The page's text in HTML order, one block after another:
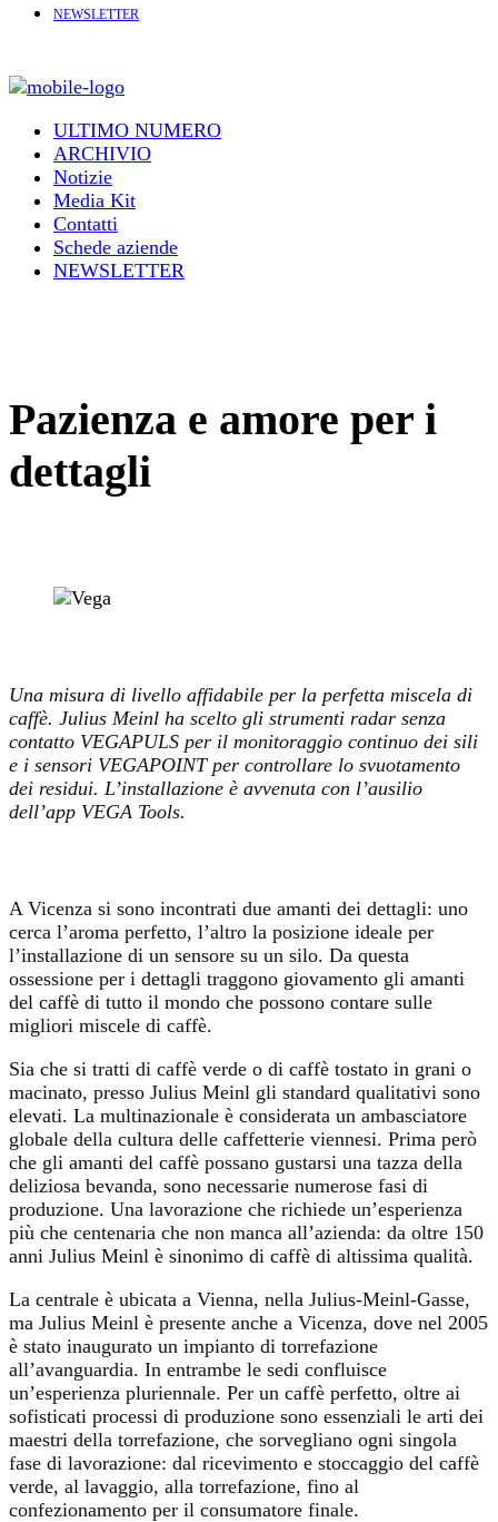
NEWSLETTER
ULTIMO NUMERO
ARCHIVIO
Notizie
Media Kit
Contatti
Schede aziende
NEWSLETTER
Pazienza e amore per i
dettagli
Una misura di livello affidabile per la perfetta miscela di
caffè. Julius Meinl ha scelto gli strumenti radar senza
contatto VEGAPULS per il monitoraggio continuo dei sili
e i sensori VEGAPOINT per controllare lo svuotamento
dei residui. L’installazione è avvenuta con l’ausilio
dell’app VEGA Tools.
A Vicenza si sono incontrati due amanti dei dettagli: uno
cerca l’aroma perfetto, l’altro la posizione ideale per
l’installazione di un sensore su un silo. Da questa
ossessione per i dettagli traggono giovamento gli amanti
del caffè di tutto il mondo che possono contare sulle
migliori miscele di caffè.
Sia che si tratti di caffè verde o di caffè tostato in grani o
macinato, presso Julius Meinl gli standard qualitativi sono
elevati. La multinazionale è considerata un ambasciatore
globale della cultura delle caffetterie viennesi. Prima però
che gli amanti del caffè possano gustarsi una tazza della
deliziosa bevanda, sono necessarie numerose fasi di
produzione. Una lavorazione che richiede un’esperienza
più che centenaria che non manca all’azienda: da oltre 150
anni Julius Meinl è sinonimo di caffè di altissima qualità.
La centrale è ubicata a Vienna, nella Julius-Meinl-Gasse,
ma Julius Meinl è presente anche a Vicenza, dove nel 2005
è stato inaugurato un impianto di torrefazione
all’avanguardia. In entrambe le sedi confluisce
un’esperienza pluriennale. Per un caffè perfetto, oltre ai
sofisticati processi di produzione sono essenziali le arti dei
maestri della torrefazione, che sorvegliano ogni singola
fase di lavorazione: dal ricevimento e stoccaggio del caffè
verde, al lavaggio, alla torrefazione, fino al
confezionamento per il consumatore finale.